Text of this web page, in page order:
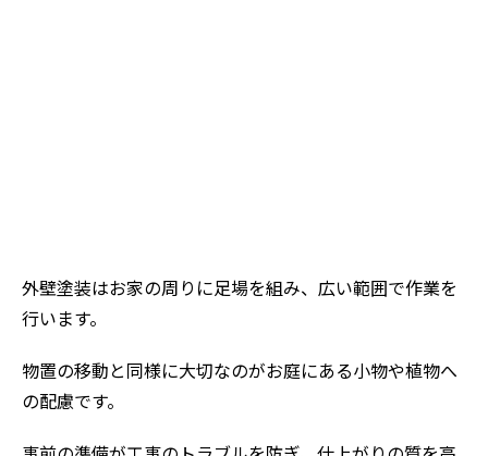
外壁塗装はお家の周りに足場を組み、広い範囲で作業を
行います。
物置の移動と同様に大切なのがお庭にある小物や植物へ
の配慮です。